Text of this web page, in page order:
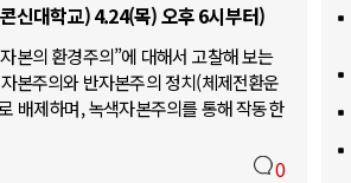
신대학교) 4.24(목) 오후 6시부터)
본의 환경주의”에 대해서 고찰해 보는
본주의와 반자본주의 정치(체제전환운
배제하며, 녹색자본주의를 통해 작동한
0